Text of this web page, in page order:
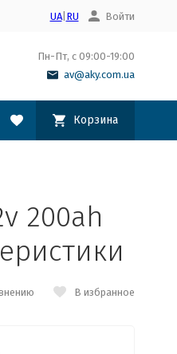
UA| RU Войти
Пн-Пт, с 09:00-19:00
av@aky.com.ua
Корзина
200ah
В избранное